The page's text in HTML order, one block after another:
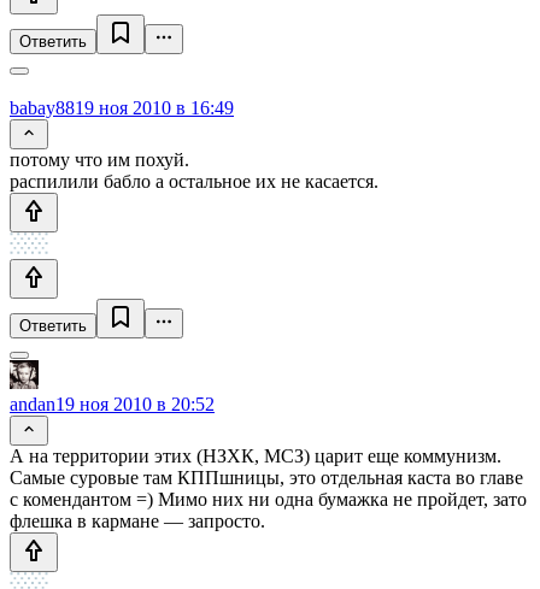
Ответить
babay8819 ноя 2010 в 16:49
потому что им похуй.
распилили бабло а остальное их не касается.
Ответить
andan19 ноя 2010 в 20:52
А на территории этих (НЗХК, МСЗ) царит еще коммунизм.
Самые суровые там КППшницы, это отдельная каста во главе
с комендантом =) Мимо них ни одна бумажка не пройдет, зато
флешка в кармане — запросто.